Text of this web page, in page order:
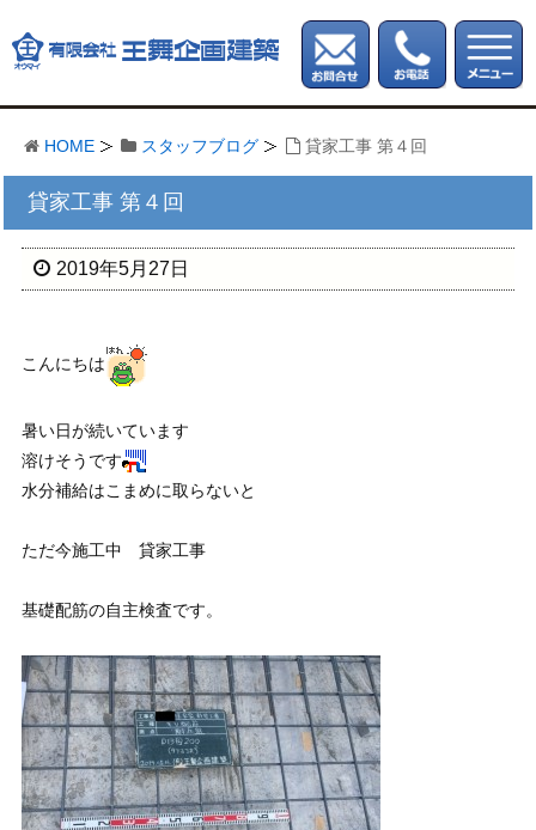
HOME スタッフブログ 貸家工事 第４回
貸家工事 第４回
2019年5月27日
こんにちは
暑い日が続いています
溶けそうです
水分補給はこまめに取らないと
ただ今施工中 貸家工事
基礎配筋の自主検査です。